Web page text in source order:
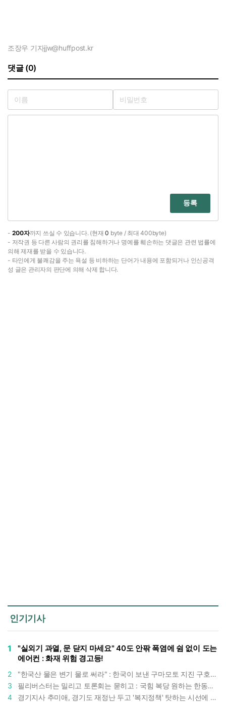
조장우 기자jjw@huffpost.kr
댓글 (0)
등록
- 200자까지 쓰실 수 있습니다. (현재0 byte / 최대 400byte)
- 저작권 등 다른 사람의 권리를 침해하거나 명예를 훼손하는 댓글은 관련 법률에
의해 제재를 받을 수 있습니다.
- 타인에게 불쾌감을 주는 욕설 등 비하하는 단어가 내용에 포함되거나 인신공격
성 글은 관리자의 판단에 의해 삭제 합니다.
인기기사
1
"실외기 과열, 문 닫지 마세요" 40도 안팎 폭염에 쉼 없이 도는
에어컨 : 화재 위험 경고등!
2
"한국산 물은 변기 물로 써라" : 한국이 보낸 구마모토 지진 구호품에 한 일본인의 '어처구니 없는' 반응
3
필리버스터는 밀리고 토론회는 묻히고 : 국힘 복당 원하는 한동훈, '검사 정치'의 한계만 드러내나
4
경기지사 추미애, 경기도 재정난 두고 '복지정책' 탓하는 시선에 정면 반박 : "고령자와 아이 인구 급증"